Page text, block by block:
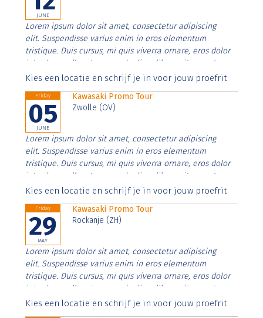
JUNE
Lorem ipsum dolor sit amet, consectetur adipiscing
elit. Suspendisse varius enim in eros elementum
tristique. Duis cursus, mi quis viverra ornare, eros dolor
interdum nulla, ut commodo diam libero vitae erat.
Aenean faucibus nibh et justo cursus id rutrum lorem
Kies een locatie en schrijf je in voor jouw proefrit
Friday
05
JUNE
Kawasaki Promo Tour
Zwolle (OV)
Lorem ipsum dolor sit amet, consectetur adipiscing
elit. Suspendisse varius enim in eros elementum
tristique. Duis cursus, mi quis viverra ornare, eros dolor
interdum nulla, ut commodo diam libero vitae erat.
Aenean faucibus nibh et justo cursus id rutrum lorem
Kies een locatie en schrijf je in voor jouw proefrit
Friday
29
MAY
Kawasaki Promo Tour
Rockanje (ZH)
Lorem ipsum dolor sit amet, consectetur adipiscing
elit. Suspendisse varius enim in eros elementum
tristique. Duis cursus, mi quis viverra ornare, eros dolor
interdum nulla, ut commodo diam libero vitae erat.
Aenean faucibus nibh et justo cursus id rutrum lorem
Kies een locatie en schrijf je in voor jouw proefrit